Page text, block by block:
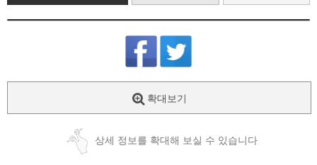
확대보기
상세 정보를 확대해 보실 수 있습니다